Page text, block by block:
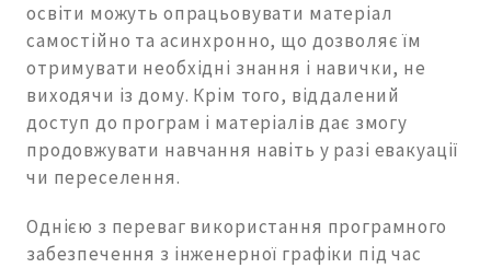
освіти можуть опрацьовувати матеріал
самостійно та асинхронно, що дозволяє їм
отримувати необхідні знання і навички, не
виходячи із дому. Крім того, віддалений
доступ до програм і матеріалів дає змогу
продовжувати навчання навіть у разі евакуації
чи переселення.
Однією з переваг використання програмного
забезпечення з інженерної графіки під час